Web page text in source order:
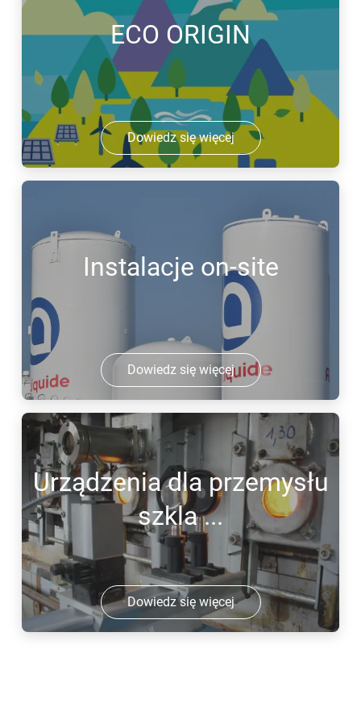
ECO ORIGIN
Dowiedz się więcej
Instalacje on-site
Dowiedz się więcej
Urządzenia dla przemysłu
szkla ...
Dowiedz się więcej